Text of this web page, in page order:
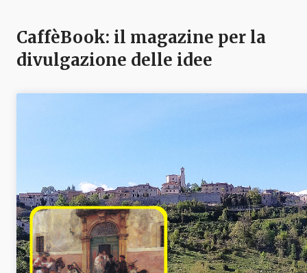
CaffèBook: il magazine per la
divulgazione delle idee